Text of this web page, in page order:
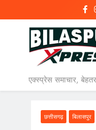
to
एक्स्प्रेस समाचार,
छत्तीसगढ़ बिलासपुर